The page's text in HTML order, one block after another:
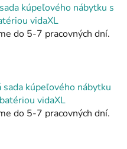
kúpeľového nábytku s
vidaXL
do 5-7 pracovných dní.
kúpeľového nábytku
vidaXL
do 5-7 pracovných dní.